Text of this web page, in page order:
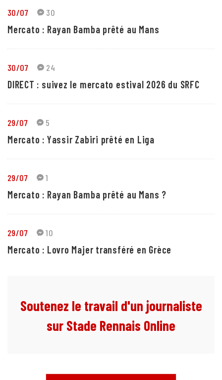
30/07 30
Mercato : Rayan Bamba prêté au Mans
30/07 24
DIRECT : suivez le mercato estival 2026 du SRFC
29/07 5
Mercato : Yassir Zabiri prêté en Liga
29/07 1
Mercato : Rayan Bamba prêté au Mans ?
29/07 10
Mercato : Lovro Majer transféré en Grèce
Soutenez le travail d'un journaliste
sur Stade Rennais Online